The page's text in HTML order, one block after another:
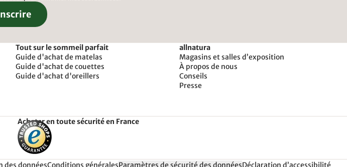
Tout sur le sommeil parfait
Guide d'achat de matelas
Guide d'achat de couettes
Guide d'achat d'oreillers
allnatura
Magasins et salles d’exposition
À propos de nous
Conseils
Presse
Acheter en toute sécurité en France
des donnéesConditions généralesParamètres de sécurité des donnéesDéclaration d’accessibilité